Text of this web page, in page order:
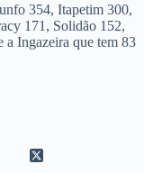
354, Itapetim 300,
171, Solidão 152,
a Ingazeira que tem 83